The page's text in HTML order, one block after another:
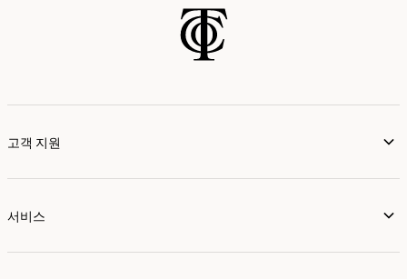
고객 지원
서비스